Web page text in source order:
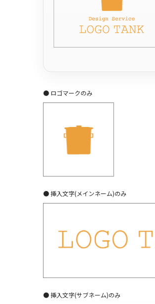
● ロゴマークのみ
● 挿入文字(メインネーム)のみ
● 挿入文字(サブネーム)のみ